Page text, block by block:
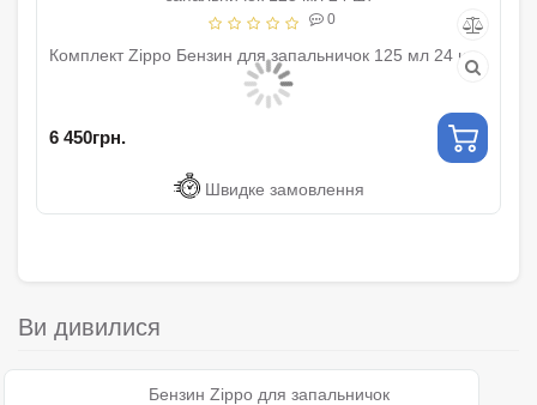
0
Комплект Zippo Бензин для запальничок 125 мл 24 шт
6 450грн.
Швидке замовлення
Ви дивилися
Бензин Zippo для запальничок